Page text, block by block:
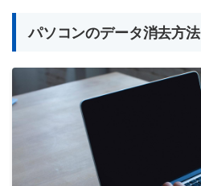
パソコンのデータ消去方法